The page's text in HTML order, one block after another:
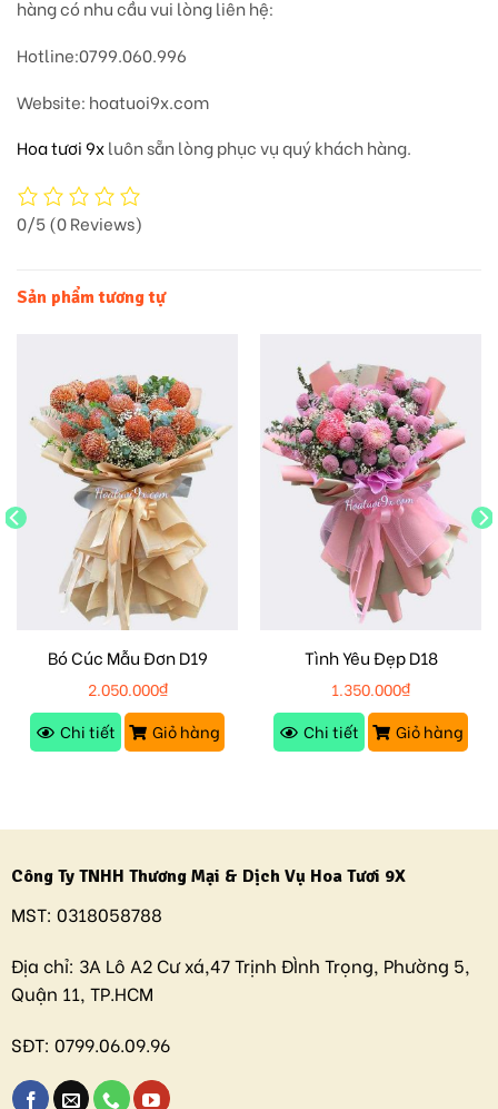
hàng có nhu cầu vui lòng liên hệ:
Hotline:0799.060.996
Website: hoatuoi9x.com
Hoa tươi 9xluôn sẵn lòng phục vụ quý khách hàng.
0/5(0 Reviews)
Sản phẩm tương tự
Bó Cúc Mẫu Đơn D19
2.050.000₫
Chi tiết
Giỏ hàng
Tình Yêu Đẹp D18
1.350.000₫
Chi tiết
Giỏ hàng
Công Ty TNHH Thương Mại & Dịch Vụ Hoa Tươi 9X
MST: 0318058788
Địa chỉ: 3A Lô A2 Cư xá,47 Trịnh ĐÌnh Trọng, Phường 5,
Quận 11, TP.HCM
SĐT: 0799.06.09.96